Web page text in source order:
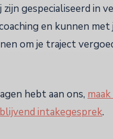
zijn gespecialiseerd in
en kunnen met
om je traject
hebt aan ons,
intakegesprek.